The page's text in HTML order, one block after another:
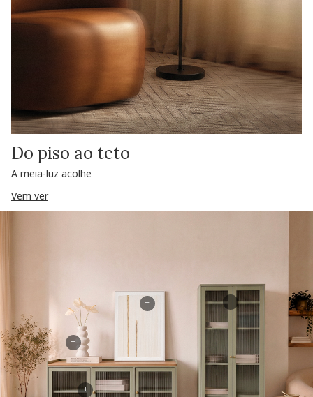
Do piso ao teto
A meia-luz acolhe
Vem ver
+
+
+
+